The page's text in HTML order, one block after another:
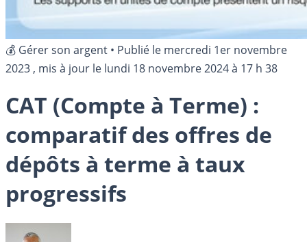
💰 Gérer son argent • Publié le mercredi 1er novembre
2023 , mis à jour le lundi 18 novembre 2024 à 17 h 38
CAT (Compte à Terme) :
comparatif des offres de
dépôts à terme à taux
progressifs